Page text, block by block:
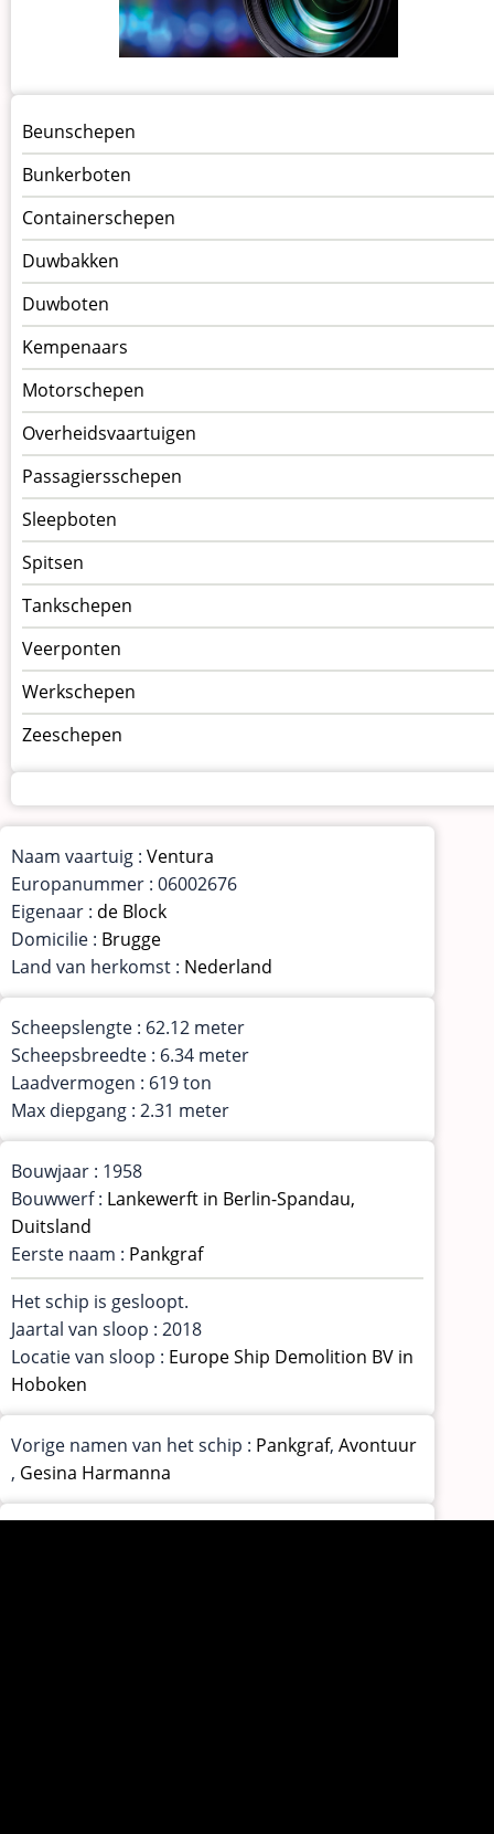
Menu
Schepen
Beunschepen
Bunkerboten
Containerschepen
Duwbakken
Duwboten
Kempenaars
Motorschepen
Overheidsvaartuigen
Passagiersschepen
Sleepboten
Spitsen
Tankschepen
Veerponten
Werkschepen
Zeeschepen
Naam vaartuig : Ventura
Europanummer : 06002676
Eigenaar : de Block
Domicilie : Brugge
Land van herkomst : Nederland
Scheepslengte : 62.12 meter
Scheepsbreedte : 6.34 meter
Laadvermogen : 619 ton
Max diepgang : 2.31 meter
Bouwjaar : 1958
Bouwwerf : Lankewerft in Berlin-Spandau,
Duitsland
Eerste naam : Pankgraf
Het schip is gesloopt.
Jaartal van sloop : 2018
Locatie van sloop : Europe Ship Demolition BV in
Hoboken
Vorige namen van het schip : Pankgraf, Avontuur
, Gesina Harmanna